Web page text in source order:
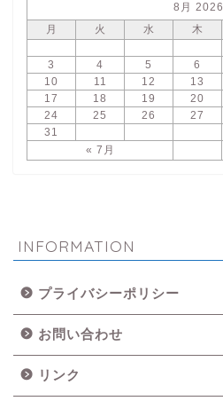
8月 2026
月
火 水 木
3
4 5 6
10
11 12 13
17
18 19 20
24
25 26 27
31
« 7月
INFORMATION
プライバシーポリシー
お問い合わせ
リンク